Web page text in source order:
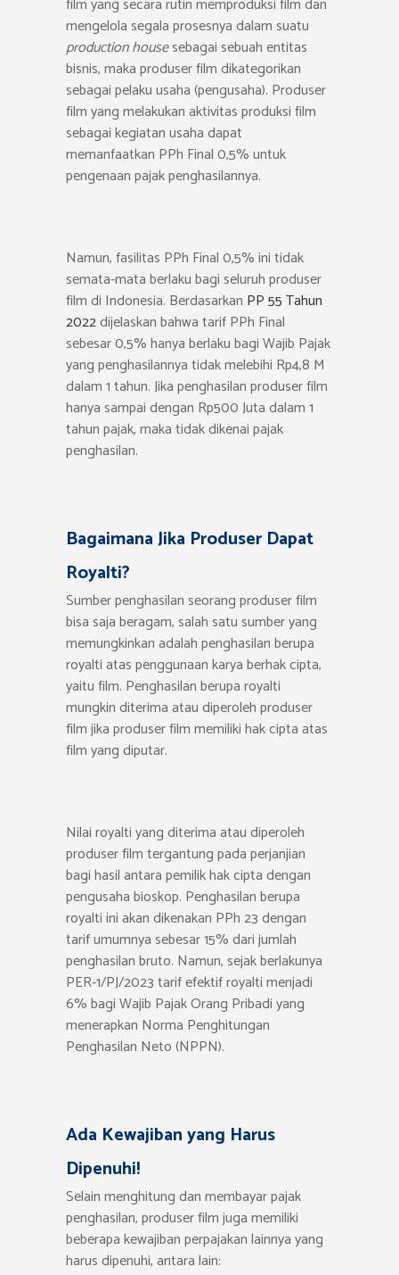
film yang secara rutin memproduksi film dan
mengelola segala prosesnya dalam suatu
production housesebagai sebuah entitas
bisnis, maka produser film dikategorikan
sebagai pelaku usaha (pengusaha). Produser
film yang melakukan aktivitas produksi film
sebagai kegiatan usaha dapat
memanfaatkan PPh Final 0,5% untuk
pengenaan pajak penghasilannya.
Namun, fasilitas PPh Final 0,5% ini tidak
semata-mata berlaku bagi seluruh produser
film di Indonesia. Berdasarkan PP 55 Tahun
2022dijelaskan bahwa tarif PPh Final
sebesar 0,5% hanya berlaku bagi Wajib Pajak
yang penghasilannya tidak melebihi Rp4,8 M
dalam 1 tahun. Jika penghasilan produser film
hanya sampai dengan Rp500 Juta dalam 1
tahun pajak, maka tidak dikenai pajak
penghasilan.
Bagaimana Jika Produser Dapat
Royalti?
Sumber penghasilan seorang produser film
bisa saja beragam, salah satu sumber yang
memungkinkan adalah penghasilan berupa
royalti atas penggunaan karya berhak cipta,
yaitu film. Penghasilan berupa royalti
mungkin diterima atau diperoleh produser
film jika produser film memiliki hak cipta atas
film yang diputar.
Nilai royalti yang diterima atau diperoleh
produser film tergantung pada perjanjian
bagi hasil antara pemilik hak cipta dengan
pengusaha bioskop. Penghasilan berupa
royalti ini akan dikenakan PPh 23 dengan
tarif umumnya sebesar 15% dari jumlah
penghasilan bruto. Namun, sejak berlakunya
PER-1/PJ/2023 tarif efektif royalti menjadi
6% bagi Wajib Pajak Orang Pribadi yang
menerapkan Norma Penghitungan
Penghasilan Neto (NPPN).
Ada Kewajiban yang Harus
Dipenuhi!
Selain menghitung dan membayar pajak
penghasilan, produser film juga memiliki
beberapa kewajiban perpajakan lainnya yang
harus dipenuhi, antara lain: